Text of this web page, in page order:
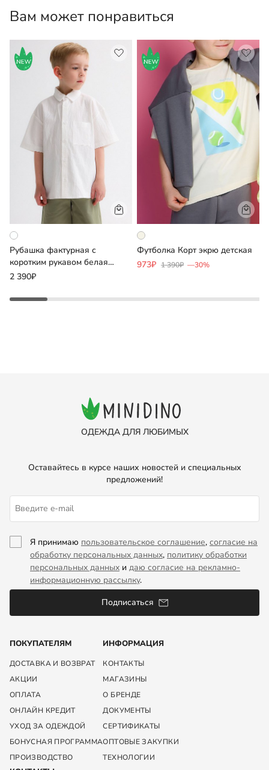
Вам может понравиться
Рубашка фактурная с
коротким рукавом белая
детская
2 390₽
Футболка Корт экрю детская
973₽ 1 390₽ —30%
ОДЕЖДА ДЛЯ ЛЮБИМЫХ
ПОКУПАТЕЛЯМ
ДОСТАВКА И ВОЗВРАТ
АКЦИИ
ОПЛАТА
ОНЛАЙН КРЕДИТ
УХОД ЗА ОДЕЖДОЙ
БОНУСНАЯ ПРОГРАММА
ПРОИЗВОДСТВО
ИНФОРМАЦИЯ
КОНТАКТЫ
МАГАЗИНЫ
О БРЕНДЕ
ДОКУМЕНТЫ
СЕРТИФИКАТЫ
ОПТОВЫЕ ЗАКУПКИ
ТЕХНОЛОГИИ
Оставайтесь в курсе наших новостей и специальных
предложений!
Я принимаю пользовательское соглашение, согласие на
обработку персональных данных, политику обработки
персональных данных и даю согласие на рекламно-
информационную рассылку.
Подписаться